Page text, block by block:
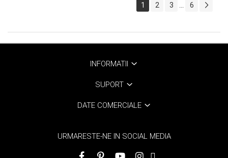
1 2 3 6
INFORMATII
SUPORT
DATE COMERCIALE
URMARESTE-NE IN SOCIAL MEDIA